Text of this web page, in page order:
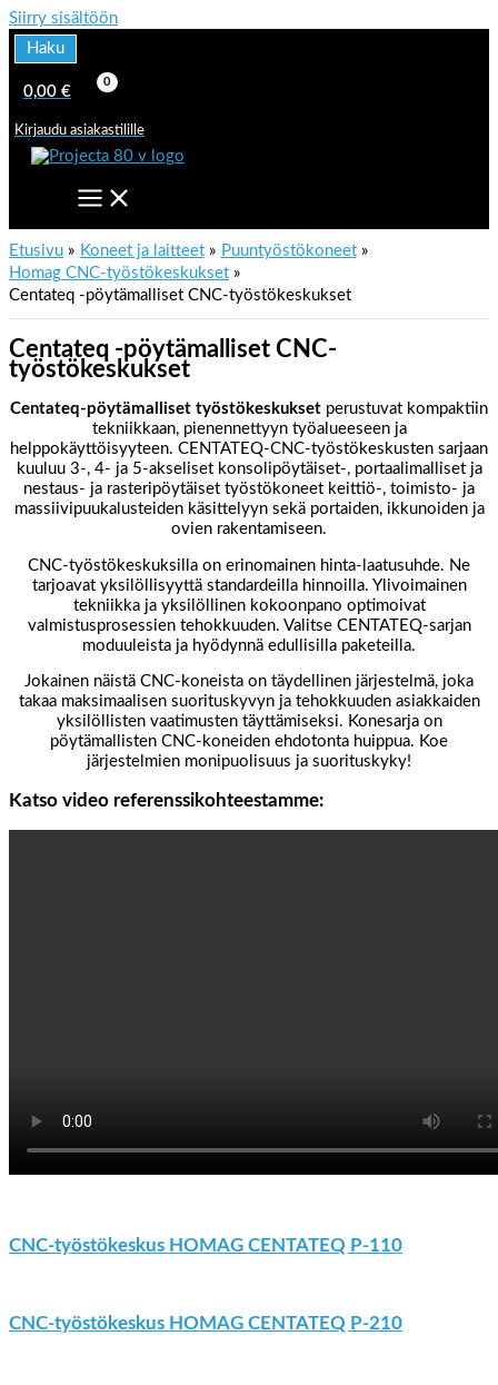
Siirry sisältöön
Haku
0,00 €
Kirjaudu asiakastilille
Etusivu Koneet ja laitteet
Puuntyöstökoneet
Homag CNC-työstökeskukset
Centateq -pöytämalliset CNC-työstökeskukset
Centateq -pöytämalliset CNC-
työstökeskukset
Centateq-pöytämalliset työstökeskukset perustuvat kompaktiin
tekniikkaan, pienennettyyn työalueeseen ja
helppokäyttöisyyteen. CENTATEQ-CNC-työstökeskusten sarjaan
kuuluu 3-, 4- ja 5-akseliset konsolipöytäiset-, portaalimalliset ja
nestaus- ja rasteripöytäiset työstökoneet keittiö-, toimisto- ja
massiivipuukalusteiden käsittelyyn sekä portaiden, ikkunoiden ja
ovien rakentamiseen.
CNC-työstökeskuksilla on erinomainen hinta-laatusuhde. Ne
tarjoavat yksilöllisyyttä standardeilla hinnoilla. Ylivoimainen
tekniikka ja yksilöllinen kokoonpano optimoivat
valmistusprosessien tehokkuuden. Valitse CENTATEQ-sarjan
moduuleista ja hyödynnä edullisilla paketeilla.
Jokainen näistä CNC-koneista on täydellinen järjestelmä, joka
takaa maksimaalisen suorituskyvyn ja tehokkuuden asiakkaiden
yksilöllisten vaatimusten täyttämiseksi. Konesarja on
pöytämallisten CNC-koneiden ehdotonta huippua. Koe
järjestelmien monipuolisuus ja suorituskyky!
Katso video referenssikohteestamme:
CNC-työstökeskus HOMAG CENTATEQ P-110
CNC-työstökeskus HOMAG CENTATEQ P-210